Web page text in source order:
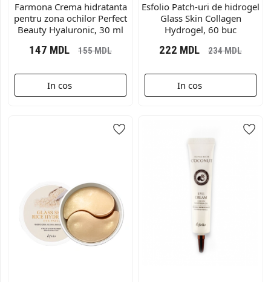
Farmona Crema hidratanta
pentru zona ochilor Perfect
Beauty Hyaluronic, 30 ml
147 MDL 155MDL
In cos
Esfolio Patch-uri de hidrogel
Glass Skin Collagen
Hydrogel, 60 buc
222 MDL 234MDL
In cos